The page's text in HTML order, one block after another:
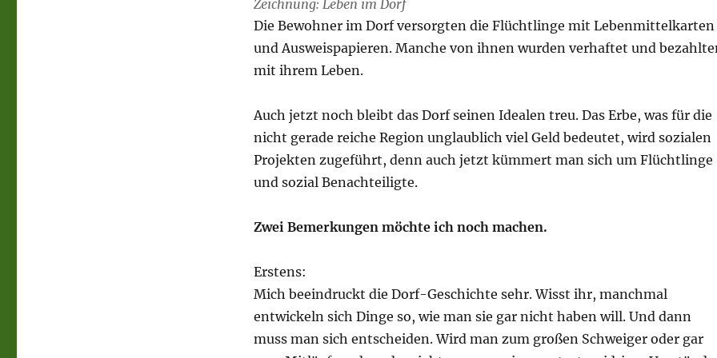
Zeichnung: Leben im Dorf
Die Bewohner im Dorf versorgten die Flüchtlinge mit Lebenmittelkarten
und Ausweispapieren. Manche von ihnen wurden verhaftet und
mit ihrem Leben.
Auch jetzt noch bleibt das Dorf seinen Idealen treu. Das Erbe, was für die
nicht gerade reiche Region unglaublich viel Geld bedeutet, wird sozialen
Projekten zugeführt, denn auch jetzt kümmert man sich um Flüchtlinge
und sozial Benachteiligte.
Zwei Bemerkungen möchte ich noch machen.
Erstens:
Mich beeindruckt die Dorf-Geschichte sehr. Wisst ihr, manchmal
entwickeln sich Dinge so, wie man sie gar nicht haben will. Und dann
muss man sich entscheiden. Wird man zum großen Schweiger oder gar